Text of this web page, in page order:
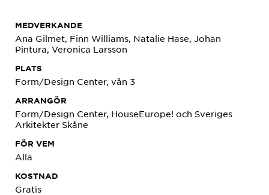
MEDVERKANDE
Ana Gilmet, Finn Williams, Natalie Hase, Johan
Pintura, Veronica Larsson
PLATS
Form/Design Center, vån 3
ARRANGÖR
Form/Design Center, HouseEurope! och Sveriges
Arkitekter Skåne
FÖR VEM
Alla
KOSTNAD
Gratis